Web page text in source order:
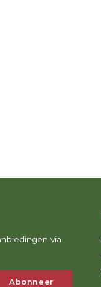
via
Abonneer